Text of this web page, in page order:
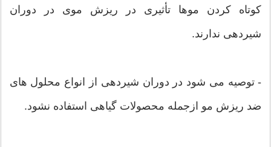
کوتاه کردن موها تأثیری در ریزش موی در دوران
شیردهی ندارند.
- توصیه می شود در دوران شیردهی از انواع محلول های
ضد ریزش مو ازجمله محصولات گیاهی استفاده نشود.